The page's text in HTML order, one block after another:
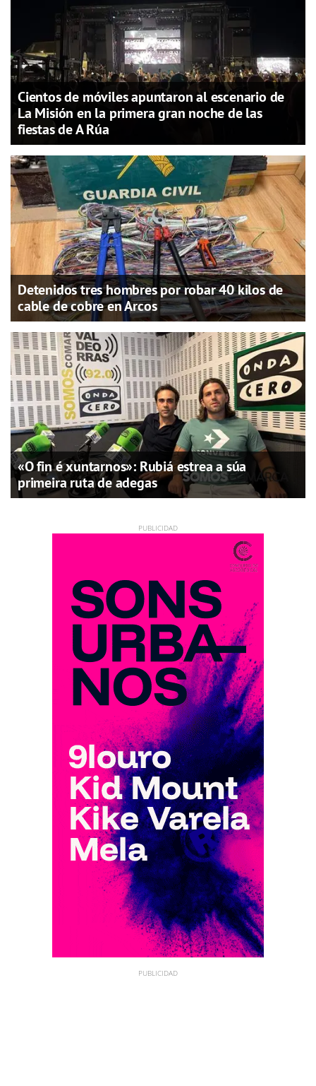
Cientos de móviles apuntaron al escenario de
La Misión en la primera gran noche de las
fiestas de A Rúa
Detenidos tres hombres por robar 40 kilos de
cable de cobre en Arcos
«O fin é xuntarnos»: Rubiá estrea a súa
primeira ruta de adegas